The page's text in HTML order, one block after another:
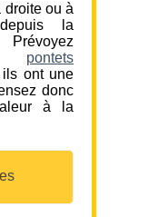
droite ou à
la
pontets
ils ont une
donc
à la